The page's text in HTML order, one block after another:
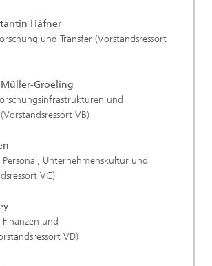
Häfner
und Transfer (Vorstandsressort
Müller-Groeling
und
VB)
Unternehmenskultur und
VC)
und
VD)